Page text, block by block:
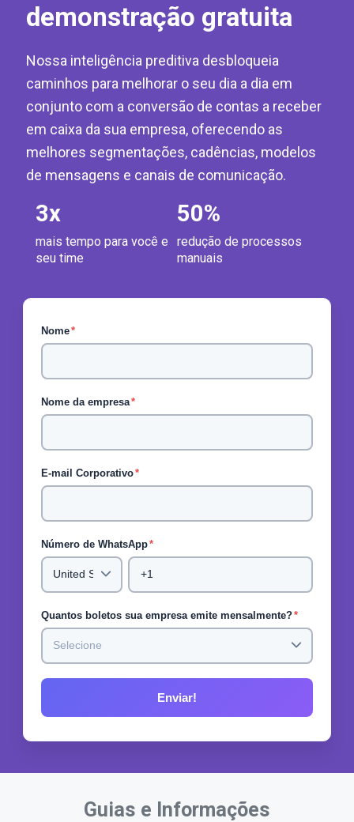
demonstração gratuita
Nossa inteligência preditiva desbloqueia
caminhos para melhorar o seu dia a dia em
conjunto com a conversão de contas a receber
em caixa da sua empresa, oferecendo as
melhores segmentações, cadências, modelos
de mensagens e canais de comunicação.
3x
mais tempo para você e
seu time
50%
redução de processos
manuais
Nome*
Nome da empresa*
E-mail Corporativo*
Número de WhatsApp*
Quantos boletos sua empresa emite mensalmente?*
Guias e Informações